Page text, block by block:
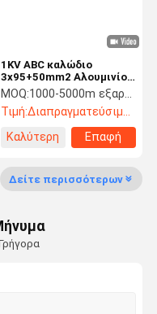
1KV ABC καλώδιο
3x95+50mm2 Αλουμινίου
πυρήνα XLPE μονωμένο
κράμα αλουμινίου XLPE
μονωμένο
AAC/XLPE+AAAC/XLPE
ASTM B231
MOQ:1000-5000m εξαρτάται από τις προδιαγραφές
Τιμή:Διαπραγματεύσιμος
Καλύτερη
Επαφή
Δείτε περισσότερων